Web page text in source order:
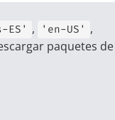
ES' , 'en-US' ,
paquetes de